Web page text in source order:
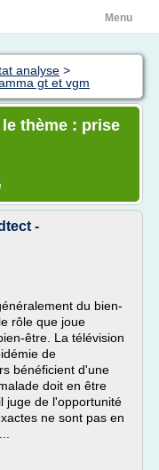
Menu
analyse >
gt et vgm
thème : prise
-
du bien-
rôle que joue
être. La télévision
de
bénéficient d'une
doit en être
juge de l'opportunité
ne sont pas en